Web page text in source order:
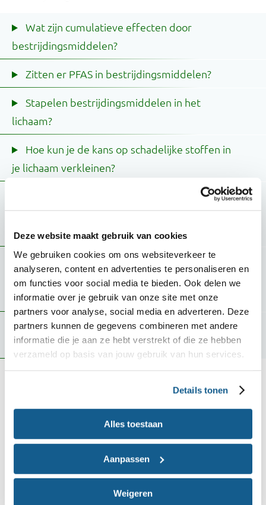
Deze website maakt gebruik van cookies
We gebruiken cookies om ons websiteverkeer te
analyseren, content en advertenties te personaliseren en
om functies voor social media te bieden. Ook delen we
informatie over je gebruik van onze site met onze
partners voor analyse, social media en adverteren. Deze
partners kunnen de gegevens combineren met andere
informatie die je aan ze hebt verstrekt of die ze hebben
verzameld op basis van jouw gebruik van hun services.
Details tonen
Alles toestaan
Aanpassen
Weigeren
Wat zijn cumulatieve effecten door
bestrijdingsmiddelen?
Zitten er PFAS in bestrijdingsmiddelen?
Stapelen bestrijdingsmiddelen in het
lichaam?
Hoe kun je de kans op schadelijke stoffen in
je lichaam verkleinen?
Is er een verschil tussen biologische en niet-
biologische producten als het gaat om
bestrijdingsmiddelen?
Is het nodig om groente en fruit te schillen
om resten bestrijdingsmiddelen te
verwijderen?
Is het gevaarlijk als je werkt met
bestrijdingsmiddelen?
Hoe zit het met de wetgeving van
bestrijdingsmiddelen?
De toelating van bestrijdingsmiddelen is geregeld
in Europese en Nederlandse wetgeving. In
Nederland is dit de Wet